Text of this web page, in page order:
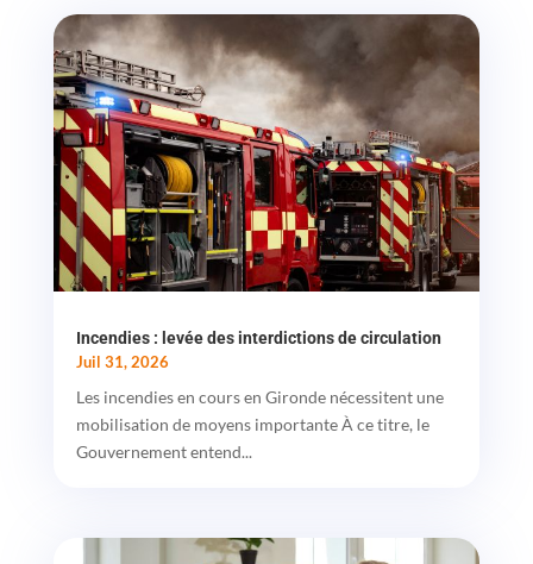
Incendies : levée des interdictions de circulation
Juil 31, 2026
Les incendies en cours en Gironde nécessitent une
mobilisation de moyens importante À ce titre, le
Gouvernement entend...